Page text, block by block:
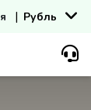
| Рубль